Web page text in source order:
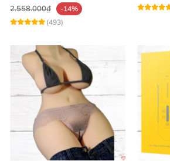
2.558.000₫
-14%
(493)